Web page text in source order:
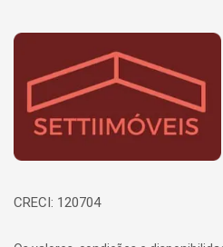
Página inicial
CRECI: 120704